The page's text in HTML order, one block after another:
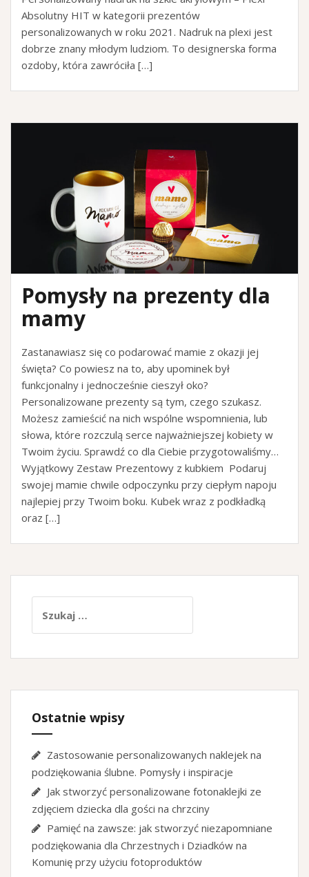
Absolutny HIT w kategorii prezentów
personalizowanych w roku 2021. Nadruk na plexi jest
dobrze znany młodym ludziom. To designerska forma
ozdoby, która zawróciła […]
Pomysły na prezenty dla
mamy
Zastanawiasz się co podarować mamie z okazji jej
święta? Co powiesz na to, aby upominek był
funkcjonalny i jednocześnie cieszył oko?
Personalizowane prezenty są tym, czego szukasz.
Możesz zamieścić na nich wspólne wspomnienia, lub
słowa, które rozczulą serce najważniejszej kobiety w
Twoim życiu. Sprawdź co dla Ciebie przygotowaliśmy…
Wyjątkowy Zestaw Prezentowy z kubkiem Podaruj
swojej mamie chwile odpoczynku przy ciepłym napoju
najlepiej przy Twoim boku. Kubek wraz z podkładką
oraz […]
Ostatnie wpisy
Zastosowanie personalizowanych naklejek na
podziękowania ślubne. Pomysły i inspiracje
Jak stworzyć personalizowane fotonaklejki ze
zdjęciem dziecka dla gości na chrzciny
Pamięć na zawsze: jak stworzyć niezapomniane
podziękowania dla Chrzestnych i Dziadków na
Komunię przy użyciu fotoproduktów